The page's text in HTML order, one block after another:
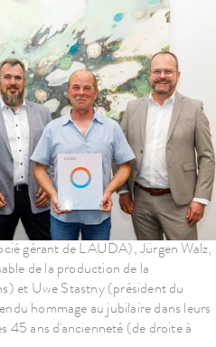
gérant de LAUDA), Jürgen Walz,
de la production de la
et Uwe Stastny (président du
hommage au jubilaire dans leurs
45 ans d'ancienneté (de droite à